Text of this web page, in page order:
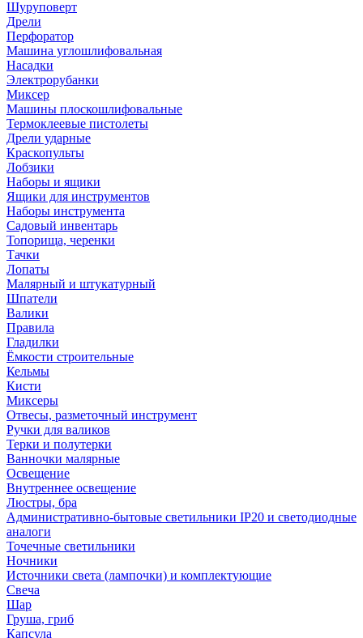
Шуруповерт
Дрели
Перфоратор
Машина углошлифовальная
Насадки
Электрорубанки
Миксер
Машины плоскошлифовальные
Термоклеевые пистолеты
Дрели ударные
Краскопульты
Лобзики
Наборы и ящики
Ящики для инструментов
Наборы инструмента
Садовый инвентарь
Топорища, черенки
Тачки
Лопаты
Малярный и штукатурный
Шпатели
Валики
Правила
Гладилки
Ёмкости строительные
Кельмы
Кисти
Миксеры
Отвесы, разметочный инструмент
Ручки для валиков
Терки и полутерки
Ванночки малярные
Освещение
Внутреннее освещение
Люстры, бра
Административно-бытовые светильники IP20 и светодиодные
аналоги
Точечные светильники
Ночники
Источники света (лампочки) и комплектующие
Свеча
Шар
Груша, гриб
Капсула